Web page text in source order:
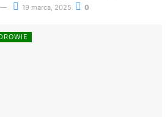
19 marca, 2025 0